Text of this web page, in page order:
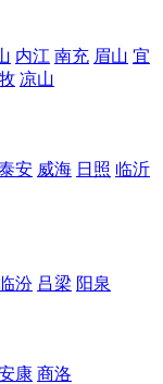
内江 南充 眉山 宜
凉山
安 威海 日照 临沂
临汾 吕梁 阳泉
康 商洛